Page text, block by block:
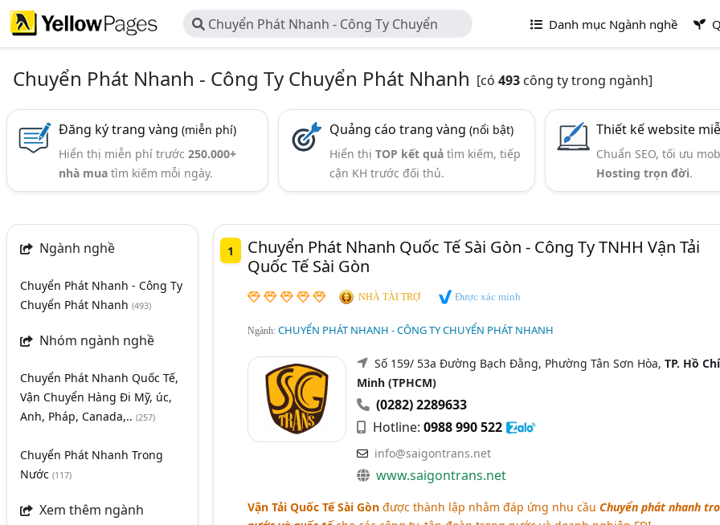
Chuyển Phát Nhanh - Công Ty Chuyển
Phát Nhanh
Danh mục Ngành nghề
Chuyển Phát Nhanh - Công Ty Chuyển Phát Nhanh [có 493 công ty trong ngành]
Đăng ký trang vàng(miễn phí)
Hiển thị miễn phí trước250.000+
nhà mua tìm kiếm mỗi ngày.
Quảng cáo trang vàng(nổi bật)
Hiển thịTOP kết quả tìm kiếm, tiếp
cận KH trước đối thủ.
Thiết kế website
Chuẩn SEO, tối ưu
Hosting trọn đời.
Ngành nghề
Chuyển Phát Nhanh - Công Ty
Chuyển Phát Nhanh (493)
Nhóm ngành nghề
Chuyển Phát Nhanh Quốc Tế,
Vận Chuyển Hàng Đi Mỹ, úc,
Anh, Pháp, Canada,.. (257)
Chuyển Phát Nhanh Trong
Nước (117)
Xem thêm ngành
1
Chuyển Phát Nhanh Quốc Tế Sài Gòn - Công Ty TNHH Vận Tải
Quốc Tế Sài Gòn
NHÀ TÀI TRỢ Được xác minh
Ngành: CHUYỂN PHÁT NHANH - CÔNG TY CHUYỂN PHÁT NHANH
Số 159/ 53a Đường Bạch Đằng, Phường Tân Sơn Hòa, TP. Hồ Chí
Minh (TPHCM)
(0282) 2289633
Hotline: 0988 990 522
info@saigontrans.net
www.saigontrans.net
Vận Tải Quốc Tế Sài Gònđược thành lập nhằm đáp ứng nhu cầu Chuyển phát nhanh